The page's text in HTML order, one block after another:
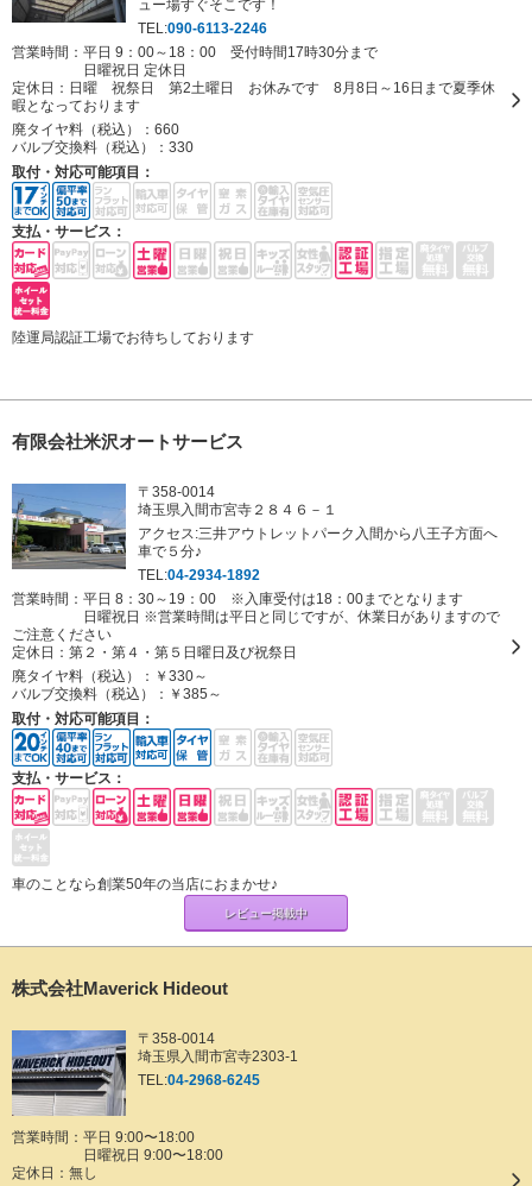
ュー場すぐそこです！
TEL:090-6113-2246
営業時間：平日 9：00～18：00 受付時間17時30分まで
日曜祝日 定休日
定休日： 日曜 祝祭日 第2土曜日 お休みです 8月8日～16日まで夏季休
暇となっております
廃タイヤ料（税込）： 660
バルブ交換料（税込）： 330
取付・対応可能項目：
支払・サービス：
陸運局認証工場でお待ちしております
有限会社米沢オートサービス
〒358-0014
埼玉県入間市宮寺２８４６－１
アクセス:三井アウトレットパーク入間から八王子方面へ
車で５分♪
TEL:04-2934-1892
営業時間：平日 8：30～19：00 ※入庫受付は18：00までとなります
日曜祝日 ※営業時間は平日と同じですが、休業日がありますので
ご注意ください
定休日： 第２・第４・第５日曜日及び祝祭日
廃タイヤ料（税込）： ￥330～
バルブ交換料（税込）： ￥385～
取付・対応可能項目：
支払・サービス：
車のことなら創業50年の当店におまかせ♪
レビュー掲載中
株式会社Maverick Hideout
〒358-0014
埼玉県入間市宮寺2303-1
TEL:04-2968-6245
営業時間：平日 9:00〜18:00
日曜祝日 9:00〜18:00
定休日： 無し